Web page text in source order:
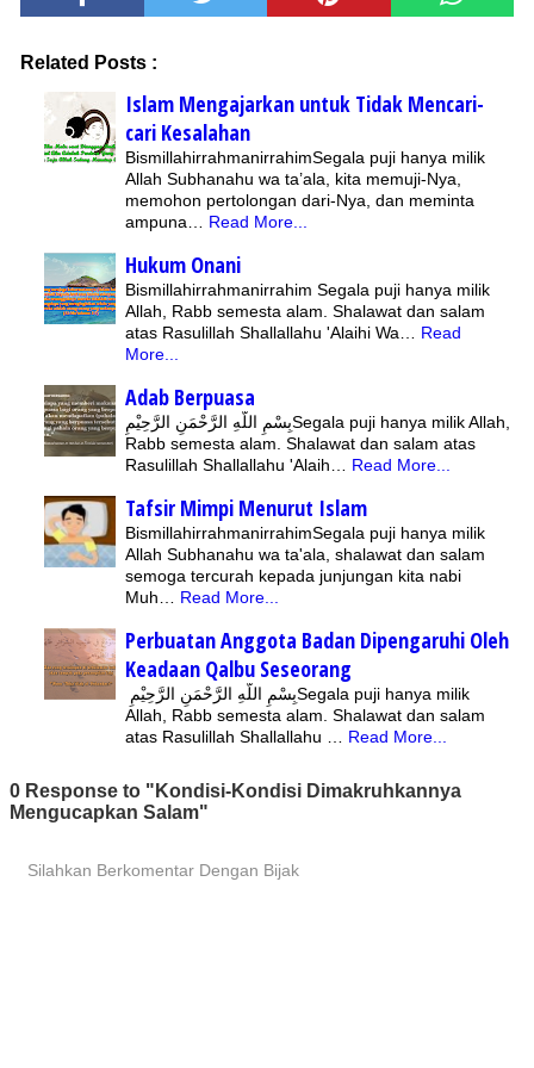
Related Posts :
Islam Mengajarkan untuk Tidak Mencari-
cari Kesalahan
BismillahirrahmanirrahimSegala puji hanya milik
Allah Subhanahu wa ta’ala, kita memuji-Nya,
memohon pertolongan dari-Nya, dan meminta
ampuna… Read More...
Hukum Onani
Bismillahirrahmanirrahim Segala puji hanya milik
Allah, Rabb semesta alam. Shalawat dan salam
atas Rasulillah Shallallahu 'Alaihi Wa… Read
More...
Adab Berpuasa
بِسْمِ اللّهِ الرَّحْمَنِ الرَّحِيْمِSegala puji hanya milik Allah,
Rabb semesta alam. Shalawat dan salam atas
Rasulillah Shallallahu 'Alaih… Read More...
Tafsir Mimpi Menurut Islam
BismillahirrahmanirrahimSegala puji hanya milik
Allah Subhanahu wa ta'ala, shalawat dan salam
semoga tercurah kepada junjungan kita nabi
Muh… Read More...
Perbuatan Anggota Badan Dipengaruhi Oleh
Keadaan Qalbu Seseorang
Allah, Rabb semesta alam. Shalawat dan salam
atas Rasulillah Shallallahu … Read More...
0 Response to "Kondisi-Kondisi Dimakruhkannya
Mengucapkan Salam"
Silahkan Berkomentar Dengan Bijak